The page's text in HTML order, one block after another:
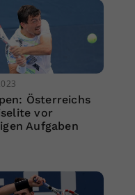
Österreichs
vor
Aufgaben